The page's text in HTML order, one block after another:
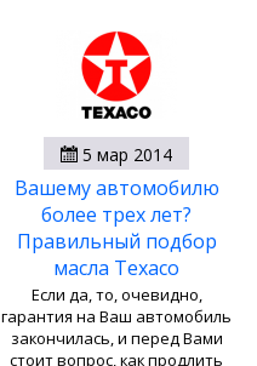
5 мар 2014
Вашему автомобилю
более трех лет?
Правильный подбор
масла Texaco
Если да, то, очевидно,
гарантия на Ваш автомобиль
закончилась, и перед Вами
стоит вопрос, как продлить